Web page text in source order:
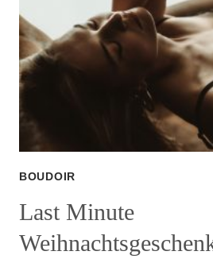
BOUDOIR
Last Minute